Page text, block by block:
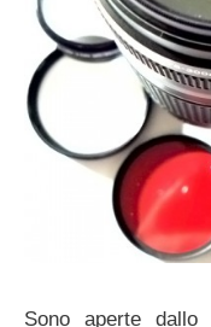
Sono aperte